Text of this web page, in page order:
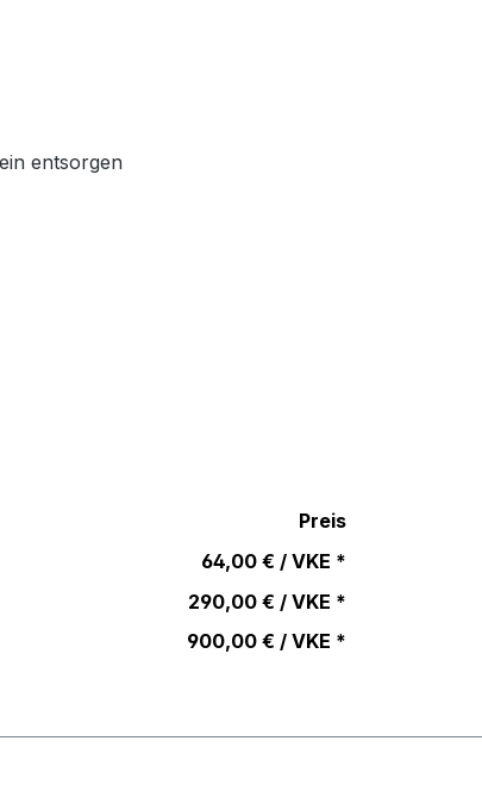
entsorgen
Preis
64,00 € / VKE *
290,00 € / VKE *
900,00 € / VKE *